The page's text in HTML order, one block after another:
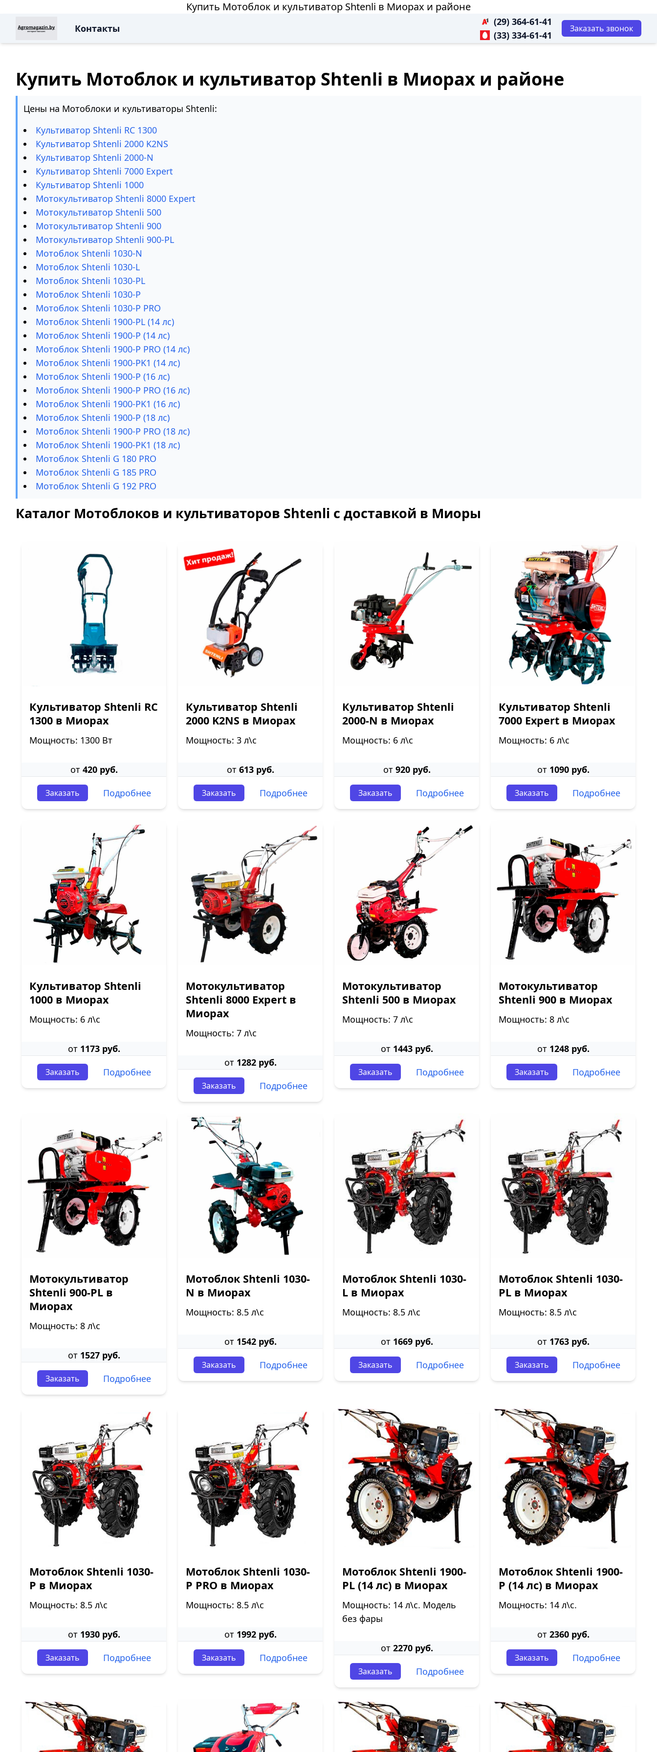
Купить Мотоблок и культиватор Shtenli в Миорах и районе
Контакты
(29) 364-61-41
(33) 334-61-41
Заказать звонок
Купить Мотоблок и культиватор Shtenli в Миорах и районе
Цены на Мотоблоки и культиваторы Shtenli:
Культиватор Shtenli RC 1300
Культиватор Shtenli 2000 K2NS
Культиватор Shtenli 2000-N
Культиватор Shtenli 7000 Expert
Культиватор Shtenli 1000
Мотокультиватор Shtenli 8000 Expert
Мотокультиватор Shtenli 500
Мотокультиватор Shtenli 900
Мотокультиватор Shtenli 900-PL
Мотоблок Shtenli 1030-N
Мотоблок Shtenli 1030-L
Мотоблок Shtenli 1030-PL
Мотоблок Shtenli 1030-P
Мотоблок Shtenli 1030-P PRO
Мотоблок Shtenli 1900-PL (14 лс)
Мотоблок Shtenli 1900-P (14 лс)
Мотоблок Shtenli 1900-P PRO (14 лс)
Мотоблок Shtenli 1900-PK1 (14 лс)
Мотоблок Shtenli 1900-P (16 лс)
Мотоблок Shtenli 1900-P PRO (16 лс)
Мотоблок Shtenli 1900-PK1 (16 лс)
Мотоблок Shtenli 1900-P (18 лс)
Мотоблок Shtenli 1900-P PRO (18 лс)
Мотоблок Shtenli 1900-PK1 (18 лс)
Мотоблок Shtenli G 180 PRO
Мотоблок Shtenli G 185 PRO
Мотоблок Shtenli G 192 PRO
Каталог Мотоблоков и культиваторов Shtenli с доставкой в Миоры
Культиватор Shtenli RC
1300 в Миорах
Мощность: 1300 Вт
от 420 руб.
Заказать Подробнее
Культиватор Shtenli
2000 K2NS в Миорах
Мощность: 3 л\с
от 613 руб.
Заказать Подробнее
Культиватор Shtenli
2000-N в Миорах
Мощность: 6 л\с
от 920 руб.
Заказать Подробнее
Культиватор Shtenli
7000 Expert в Миорах
Мощность: 6 л\с
от 1090 руб.
Заказать Подробнее
Культиватор Shtenli
1000 в Миорах
Мощность: 6 л\с
от 1173 руб.
Заказать Подробнее
Мотокультиватор
Shtenli 8000 Expert в
Миорах
Мощность: 7 л\с
от 1282 руб.
Заказать Подробнее
Мотокультиватор
Shtenli 500 в Миорах
Мощность: 7 л\с
от 1443 руб.
Заказать Подробнее
Мотокультиватор
Shtenli 900 в Миорах
Мощность: 8 л\с
от 1248 руб.
Заказать Подробнее
Мотокультиватор
Shtenli 900-PL в
Миорах
Мощность: 8 л\с
от 1527 руб.
Заказать Подробнее
Мотоблок Shtenli 1030-
N в Миорах
Мощность: 8.5 л\с
от 1542 руб.
Заказать Подробнее
Мотоблок Shtenli 1030-
L в Миорах
Мощность: 8.5 л\с
от 1669 руб.
Заказать Подробнее
Мотоблок Shtenli 1030-
PL в Миорах
Мощность: 8.5 л\с
от 1763 руб.
Заказать Подробнее
Мотоблок Shtenli 1030-
P в Миорах
Мощность: 8.5 л\с
от 1930 руб.
Заказать Подробнее
Мотоблок Shtenli 1030-
P PRO в Миорах
Мощность: 8.5 л\с
от 1992 руб.
Заказать Подробнее
Мотоблок Shtenli 1900-
PL (14 лс) в Миорах
Мощность: 14 л\с. Модель
без фары
от 2270 руб.
Заказать Подробнее
Мотоблок Shtenli 1900-
P (14 лс) в Миорах
Мощность: 14 л\с.
от 2360 руб.
Заказать Подробнее